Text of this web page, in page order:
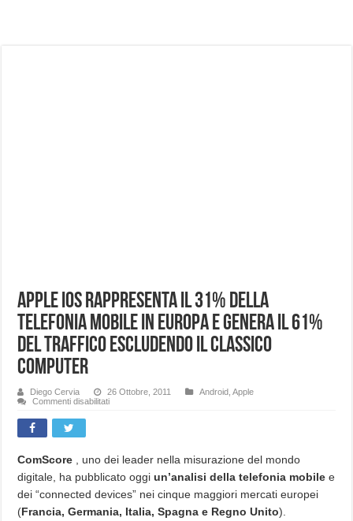
Apple iOS rappresenta il 31% della
telefonia mobile in Europa e genera il 61%
del traffico escludendo il classico
computer
Diego Cervia 26 Ottobre, 2011 Android ,Apple
Commenti disabilitatisu
della
telefonia
mobile
Europa
genera
ComScore , uno dei leader nella misurazione del mondo
digitale, ha pubblicato oggiun’analisi della telefonia mobile e
dei “connected devices” nei cinque maggiori mercati europei
(Francia, Germania, Italia, Spagna e Regno Unito).